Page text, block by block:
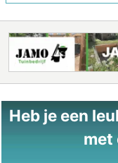
Heb je een
met